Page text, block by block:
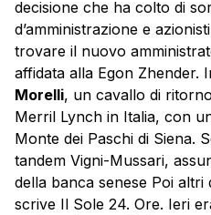
decisione che ha colto di
d’amministrazione e
trovare il nuovo
affidata alla Egon Zhender.
Morelli, un cavallo di
Merril Lynch in Italia, con
Monte dei Paschi di Siena.
tandem Vigni-Mussari,
della banca senese Poi
scrive Il Sole 24. Ore. Ieri